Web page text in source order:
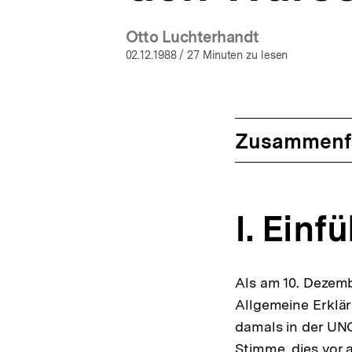
Otto Luchterhandt
02.12.1988/ 27 Minuten zu lesen
I.
Als am 10.
Allgemeine
damals in der